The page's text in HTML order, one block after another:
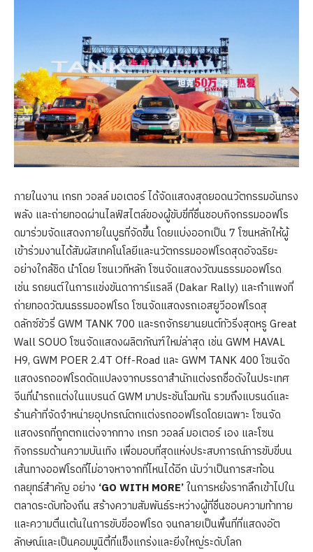
ภายในงาน เกรท วอลล์ มอเตอร์ ได้จัดแสดงสุดยอดนวัตกรรมอันทรง
พลัง และถ่ายทอดผ่านไลฟ์สไตล์ของผู้ขับขี่ที่ชื่นชอบกิจกรรมออฟโร
ดมาร่วมจัดแสดงภายในบูธที่จัดขึ้น โดยแบ่งออกเป็น 7 โซนหลักให้ผู้
เข้าร่วมงานได้สัมผัสเทคโนโลยีและนวัตกรรมออฟโรดสุดอัจฉริยะ
อย่างใกล้ชิด นำโดย โซนเวทีหลัก โซนจัดแสดงวัฒนธรรมออฟโรด
เช่น รถยนต์ในการแข่งขันดาการ์แรลลี (Dakar Rally) และกำแพงที่
ถ่ายทอดวัฒนธรรมออฟโรด โซนจัดแสดงรถเอสยูวีออฟโรดสุ
ดลักซ์ชัวรี่ GWM TANK 700 และรถจักรยานยนต์ทัวริ่งสุดหรู Great
Wall SOUO โซนจัดแสดงผลิตภัณฑ์ใหม่ล่าสุด เช่น GWM HAVAL
H9, GWM POER 2.4T Off-Road และ GWM TANK 400 โซนจัด
แสดงรถออฟโรดดัดแปลงจากบรรดาสำนักแต่งรถชื่อดังในประเทศ
จีนที่นำรถแต่งในแบรนด์ GWM มาประชันโฉมกัน รวมถึงแบรนด์และ
ร้านค้าที่จัดจำหน่ายอุปกรณ์ตกแต่งรถออฟโรดโดยเฉพาะ โซนจัด
แสดงรถที่ถูกตกแต่งจากทาง เกรท วอลล์ มอเตอร์ เอง และโซน
กิจกรรมด้านความบันเทิง เพื่อมอบที่สุดแห่งประสบการณ์การขับขี่บน
เส้นทางออฟโรดที่ไม่อาจหาจากที่ไหนได้อีก นับว่าเป็นการสะท้อน
กลยุทธ์สำคัญ อย่าง ‘GO WITH MORE’ในการหยั่งรากลึกเข้าไปใน
ตลาดระดับท้องถิ่น สร้างความสัมพันธ์ระหว่างผู้ที่ชื่นชอบความท้าทาย
และความตื่นเต้นในการขับขี่ออฟโรด จนกลายเป็นพื้นที่ที่แสดงอัต
ลักษณ์และเป็นคอมมูนิตี้ที่แข็งแกร่งและยิ่งใหญ่ระดับโลก